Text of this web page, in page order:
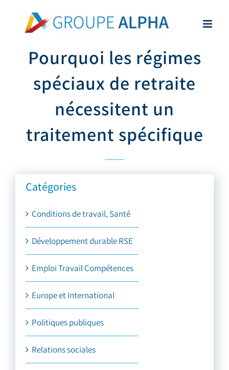
Pourquoi les régimes
spéciaux de retraite
nécessitent un
traitement spécifique
Catégories
Conditions de travail, Santé
Développement durable RSE
Emploi Travail Compétences
Europe et International
Politiques publiques
Relations sociales